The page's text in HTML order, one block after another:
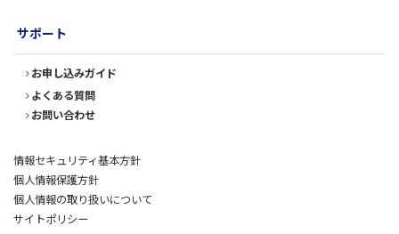
サポート
お申し込みガイド
よくある質問
お問い合わせ
情報セキュリティ基本方針
個人情報保護方針
個人情報の取り扱いについて
サイトポリシー